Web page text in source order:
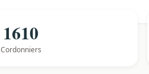
1610
Cordonniers